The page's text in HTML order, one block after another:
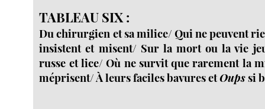
TABLEAU SIX :
Du chirurgien et sa milice/ Qui ne peuvent
insistent et misent/ Sur la mort ou la vie
russe et lice/ Où ne survit que rarement la
méprisent/ À leurs faciles bavures etOupssi